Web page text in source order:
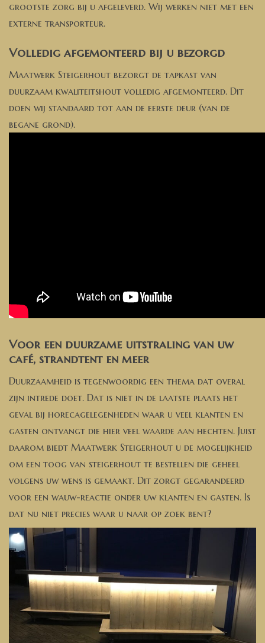
grootste zorg bij u afgeleverd. Wij werken niet met een
externe transporteur.
Volledig afgemonteerd bij u bezorgd
Maatwerk Steigerhout bezorgt de tapkast van
duurzaam kwaliteitshout volledig afgemonteerd. Dit
doen wij standaard tot aan de eerste deur (van de
begane grond).
Voor een duurzame uitstraling van uw
café, strandtent en meer
Duurzaamheid is tegenwoordig een thema dat overal
zijn intrede doet. Dat is niet in de laatste plaats het
geval bij horecagelegenheden waar u veel klanten en
gasten ontvangt die hier veel waarde aan hechten. Juist
daarom biedt Maatwerk Steigerhout u de mogelijkheid
om een toog van steigerhout te bestellen die geheel
volgens uw wens is gemaakt. Dit zorgt gegarandeerd
voor een wauw-reactie onder uw klanten en gasten. Is
dat nu niet precies waar u naar op zoek bent?